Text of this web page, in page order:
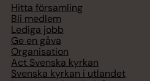
Hitta församling
Bli medlem
Lediga jobb
Ge en gåva
Organisation
Act Svenska kyrkan
Svenska kyrkan i utlandet